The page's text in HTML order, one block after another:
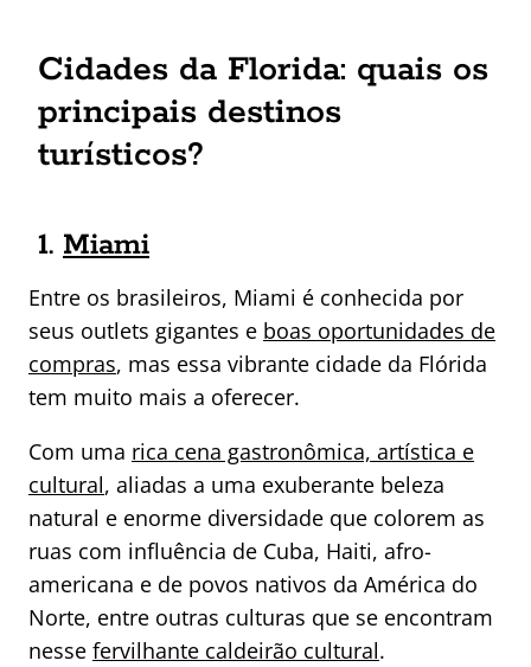
Cidades da Florida: quais os
principais destinos
turísticos?
1. Miami
Entre os brasileiros, Miami é conhecida por
seus outlets gigantes e boas oportunidades de
compras, mas essa vibrante cidade da Flórida
tem muito mais a oferecer.
Com uma rica cena gastronômica, artística e
cultural, aliadas a uma exuberante beleza
natural e enorme diversidade que colorem as
ruas com influência de Cuba, Haiti, afro-
americana e de povos nativos da América do
Norte, entre outras culturas que se encontram
nesse fervilhante caldeirão cultural.